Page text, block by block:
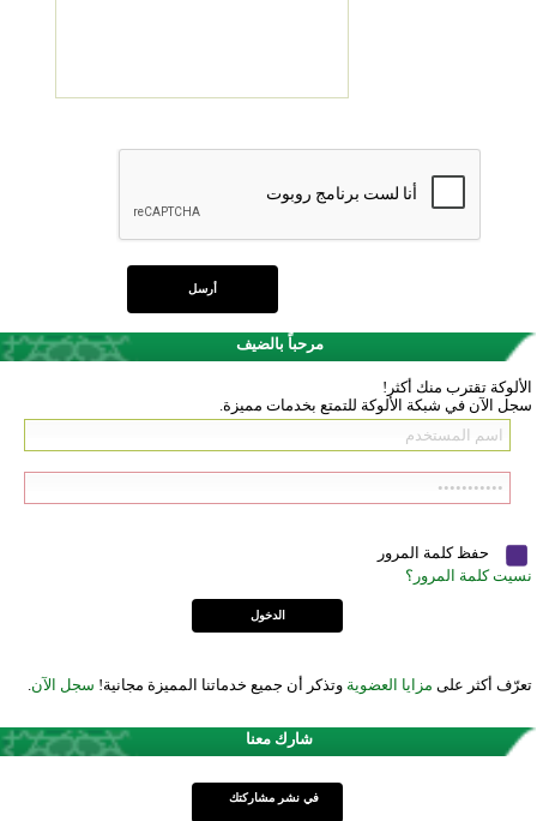
مرحباً بالضيف
الألوكة تقترب منك أكثر!
سجل الآن في شبكة الألوكة للتمتع بخدمات مميزة.
حفظ كلمة المرور
نسيت كلمة المرور؟
تعرّف أكثر على مزايا العضوية وتذكر أن جميع خدماتنا المميزة مجانية! سجل الآن
شارك معنا
في نشر مشاركتك